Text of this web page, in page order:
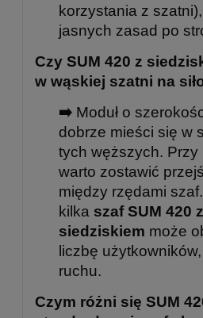
korzystania z
jasnych zasad po
Czy SUM 420 z
w wąskiej szatni na
➡️ Moduł o
dobrze mieści się w
tych węższych. Przy
warto zostawić
między rzędami
kilka szaf SUM 420
siedziskiem może
liczbę
ruchu.
Czym różni się SUM